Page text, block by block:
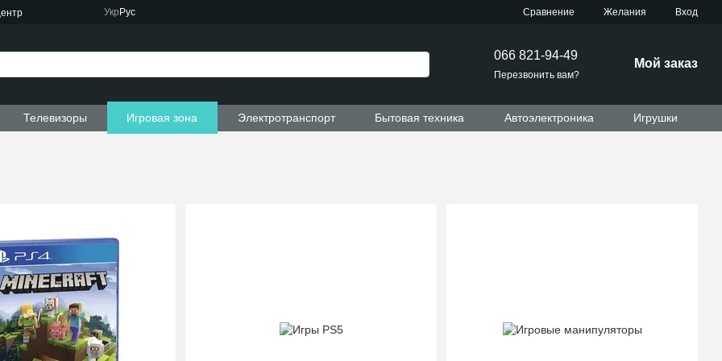
Укр Рус Сравнение Желания Вход
066 821-94-49
Перезвонить вам?
Мой заказ
Телевизоры Игровая зона Электротранспорт Бытовая техника Автоэлектроника Игрушки